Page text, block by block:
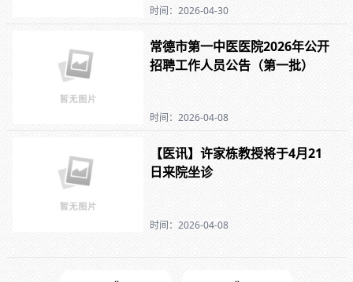
时间：2026-04-30
常德市第一中医医院2026年公开
招聘工作人员公告（第一批）
时间：2026-04-08
【医讯】许家栋教授将于4月21
日来院坐诊
时间：2026-04-08